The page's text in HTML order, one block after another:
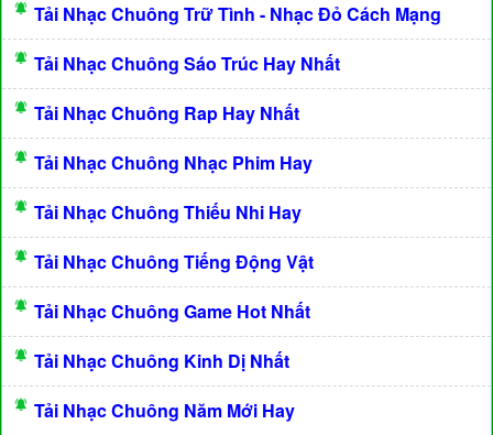
Tải Nhạc Chuông Trữ Tình - Nhạc Đỏ Cách Mạng
Tải Nhạc Chuông Sáo Trúc Hay Nhất
Tải Nhạc Chuông Rap Hay Nhất
Tải Nhạc Chuông Nhạc Phim Hay
Tải Nhạc Chuông Thiếu Nhi Hay
Tải Nhạc Chuông Tiếng Động Vật
Tải Nhạc Chuông Game Hot Nhất
Tải Nhạc Chuông Kinh Dị Nhất
Tải Nhạc Chuông Năm Mới Hay